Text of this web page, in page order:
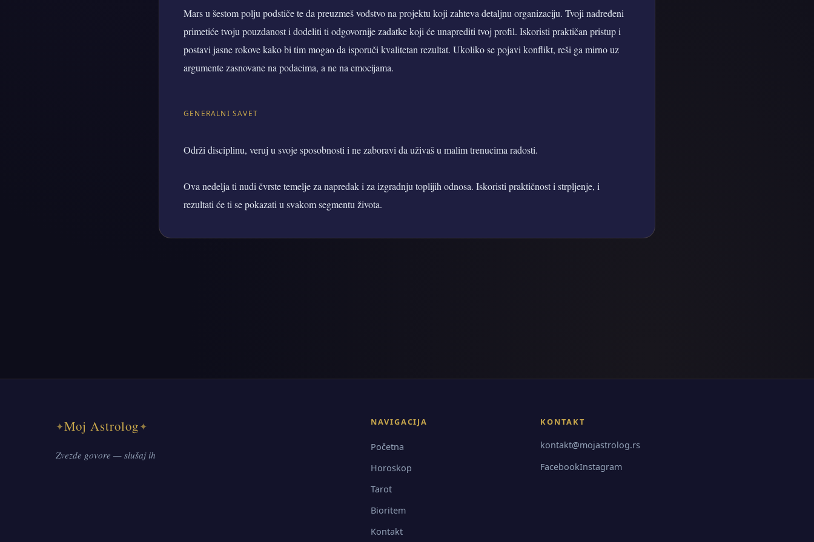
Mars u šestom polju podstiče te da preuzmeš vođstvo na projektu koji zahteva detaljnu organizaciju. Tvoji nadređeni
primetiće tvoju pouzdanost i dodeliti ti odgovornije zadatke koji će unaprediti tvoj profil. Iskoristi praktičan pristup i
postavi jasne rokove kako bi tim mogao da isporuči kvalitetan rezultat. Ukoliko se pojavi konflikt, reši ga mirno uz
argumente zasnovane na podacima, a ne na emocijama.
GENERALNI SAVET
Održi disciplinu, veruj u svoje sposobnosti i ne zaboravi da uživaš u malim trenucima radosti.
Ova nedelja ti nudi čvrste temelje za napredak i za izgradnju toplijih odnosa. Iskoristi praktičnost i strpljenje, i
rezultati će ti se pokazati u svakom segmentu života.
✦Moj Astrolog✦
Zvezde govore — slušaj ih
NAVIGACIJA
Početna
Horoskop
Tarot
Bioritem
Kontakt
KONTAKT
kontakt@mojastrolog.rs
FacebookInstagram